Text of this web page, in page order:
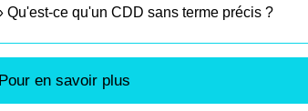
Qu'est-ce qu'un CDD sans terme précis ?
Pour en savoir plus